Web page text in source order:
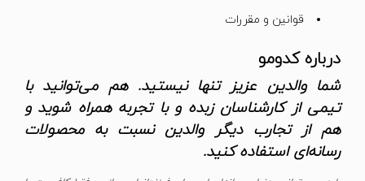
قوانین و مقررات
درباره کدومو
شما والدین عزیز تنها نیستید. هم می‌توانید با
تیمی از کارشناسان زبده و با تجربه همراه شوید و
هم از تجارب دیگر والدین نسبت به محصولات
رسانه‌ای استفاده کنید.